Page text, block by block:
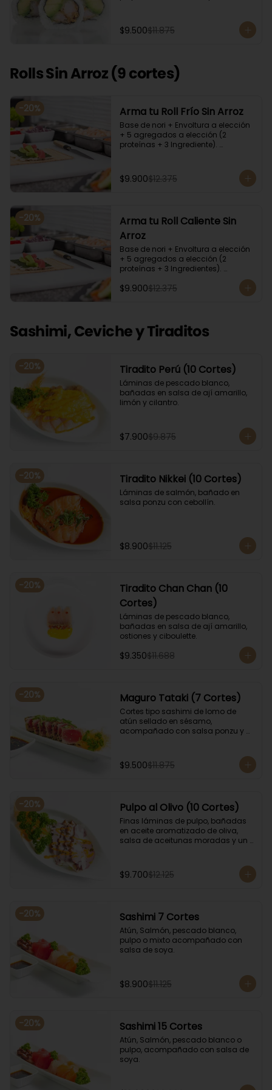
$9.500$11.875
Rolls Sin Arroz (9 cortes)
-20% Arma tu Roll Frío Sin Arroz
Base de nori + Envoltura a elección
+ 5 agregados a elección (2
proteínas + 3 Ingrediente).
relleno palta y/o queso crema para
que el roll pueda compactar y ser
$9.900$12.375
-20%
Arma tu Roll Caliente Sin
Arroz
Base de nori + Envoltura a elección
+ 5 agregados a elección (2
proteínas + 3 Ingredientes).
Acompañado con salsa de soya.
Recomendamos incluir en el relleno
palta y/o queso crema para que el
$9.900$12.375
Sashimi, Ceviche y Tiraditos
-20% Tiradito Perú (10 Cortes)
Láminas de pescado blanco,
bañadas en salsa de ají amarillo,
limón y cilantro.
$7.900$9.875
-20% Tiradito Nikkei (10 Cortes)
Láminas de salmón, bañado en
salsa ponzu con cebollín.
$8.900$11.125
-20%
Tiradito Chan Chan (10
Cortes)
Láminas de pescado blanco,
bañadas en salsa de ají amarillo,
ostiones y ciboulette.
$9.350$11.688
-20% Maguro Tataki (7 Cortes)
Cortes tipo sashimi de lomo de
atún sellado en sésamo,
acompañado con salsa ponzu y
$9.500$11.875
-20% Pulpo al Olivo (10 Cortes)
Finas láminas de pulpo, bañadas
en aceite aromatizado de oliva,
salsa de aceitunas moradas y un
$9.700$12.125
-20% Sashimi 7 Cortes
Atún, Salmón, pescado blanco,
pulpo o mixto acompañado con
salsa de soya.
$8.900$11.125
-20% Sashimi 15 Cortes
Atún, Salmón, pescado blanco o
pulpo, acompañado con salsa de
soya.